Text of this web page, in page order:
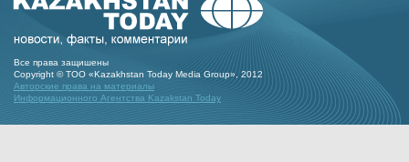
Все права защишены
Copyright © ТОО «Kazakhstan Today Media Group», 2012
Авторские права на материалы
Информационного Агентства Kazakstan Today